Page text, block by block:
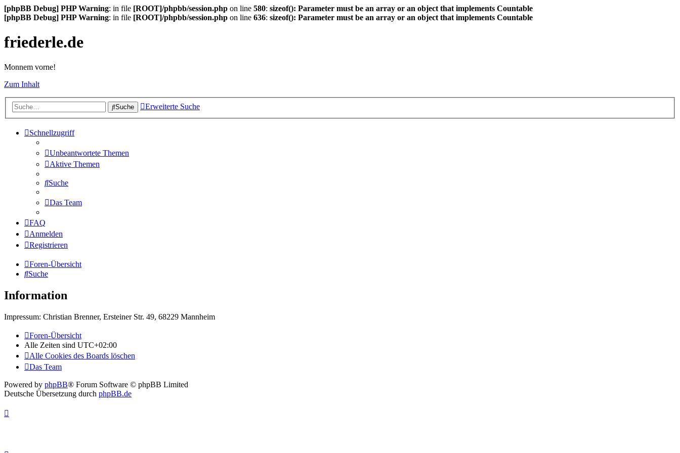
[phpBB Debug] PHP Warning: in file [ROOT]/phpbb/session.php on line 580: sizeof(): Parameter must be an array or an object that implements Countable
[phpBB Debug] PHP Warning: in file [ROOT]/phpbb/session.php on line 636: sizeof(): Parameter must be an array or an object that implements Countable
friederle.de
Monnem vorne!
Zum Inhalt
Suche Erweiterte Suche
Schnellzugriff
Unbeantwortete Themen
Aktive Themen
Suche
Das Team
FAQ
Anmelden
Registrieren
Foren-Übersicht
Suche
Information
Impressum: Christian Brenner, Ersteiner Str. 49, 68229 Mannheim
Foren-Übersicht
Alle Zeiten sind UTC+02:00
Alle Cookies des Boards löschen
Das Team
Powered by phpBB® Forum Software © phpBB Limited
Deutsche Übersetzung durch phpBB.de